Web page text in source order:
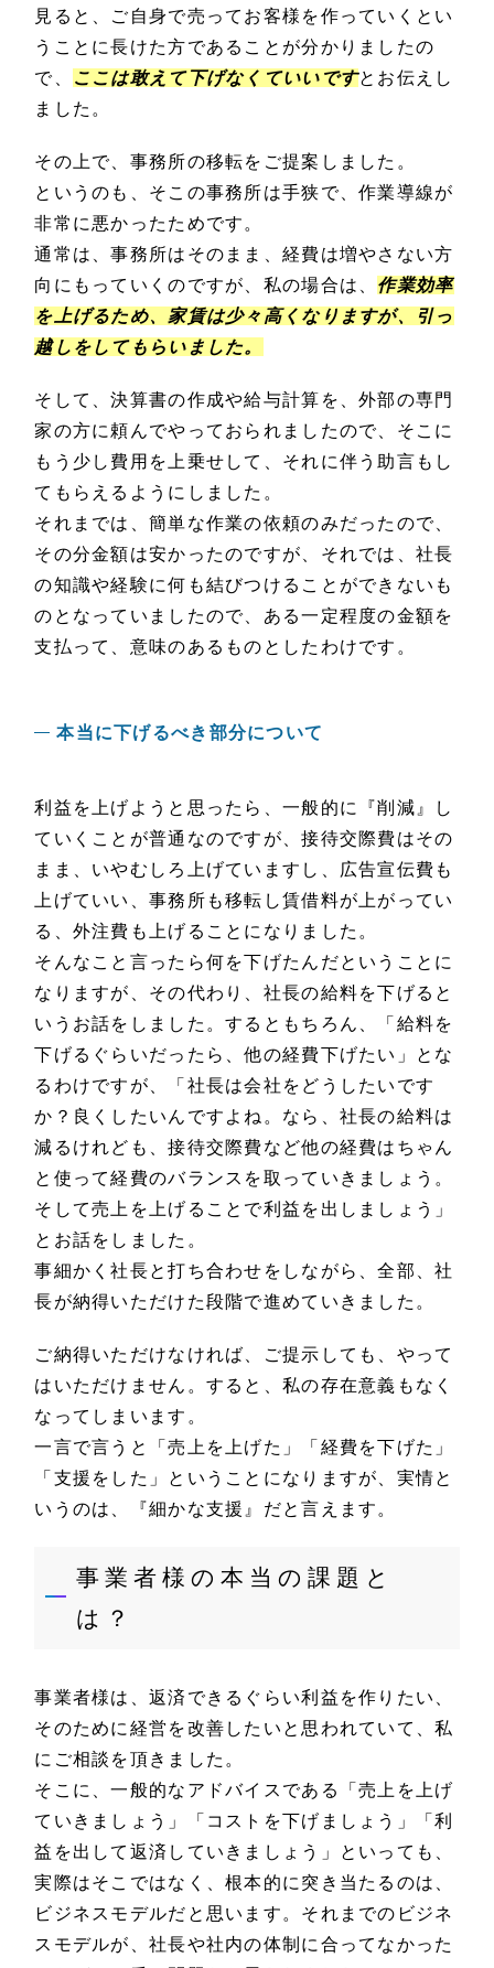
見ると、ご自身で売ってお客様を作っていくとい
うことに長けた方であることが分かりましたの
で、
ここは敢えて下げなくていいですとお伝えし
ました。
その上で、事務所の移転をご提案しました。
というのも、そこの事務所は手狭で、作業導線が
非常に悪かったためです。
通常は、事務所はそのまま、経費は増やさない方
向にもっていくのですが、私の場合は、 作業効率
を上げるため、家賃は少々高くなりますが、引っ
越しをしてもらいました。
そして、決算書の作成や給与計算を、外部の専門
家の方に頼んでやっておられましたので、そこに
もう少し費用を上乗せして、それに伴う助言もし
てもらえるようにしました。
それまでは、簡単な作業の依頼のみだったので、
その分金額は安かったのですが、それでは、社長
の知識や経験に何も結びつけることができないも
のとなっていましたので、ある一定程度の金額を
支払って、意味のあるものとしたわけです。
本当に下げるべき部分について
利益を上げようと思ったら、一般的に『削減』し
ていくことが普通なのですが、接待交際費はその
まま、いやむしろ上げていますし、広告宣伝費も
上げていい、事務所も移転し賃借料が上がってい
る、外注費も上げることになりました。
そんなこと言ったら何を下げたんだということに
なりますが、その代わり、社長の給料を下げると
いうお話をしました。するともちろん、「給料を
下げるぐらいだったら、他の経費下げたい」とな
るわけですが、「社長は会社をどうしたいです
か？良くしたいんですよね。なら、社長の給料は
減るけれども、接待交際費など他の経費はちゃん
と使って経費のバランスを取っていきましょう。
そして売上を上げることで利益を出しましょう」
とお話をしました。
事細かく社長と打ち合わせをしながら、全部、社
長が納得いただけた段階で進めていきました。
ご納得いただけなければ、ご提示しても、やって
はいただけません。すると、私の存在意義もなく
なってしまいます。
一言で言うと「売上を上げた」「経費を下げた」
「支援をした」ということになりますが、実情と
いうのは、『細かな支援』だと言えます。
事業者様の本当の課題と
は？
事業者様は、返済できるぐらい利益を作りたい、
そのために経営を改善したいと思われていて、私
にご相談を頂きました。
そこに、一般的なアドバイスである「売上を上げ
ていきましょう」「コストを下げましょう」「利
益を出して返済していきましょう」といっても、
実際はそこではなく、根本的に突き当たるのは、
ビジネスモデルだと思います。それまでのビジネ
スモデルが、社長や社内の体制に合ってなかった